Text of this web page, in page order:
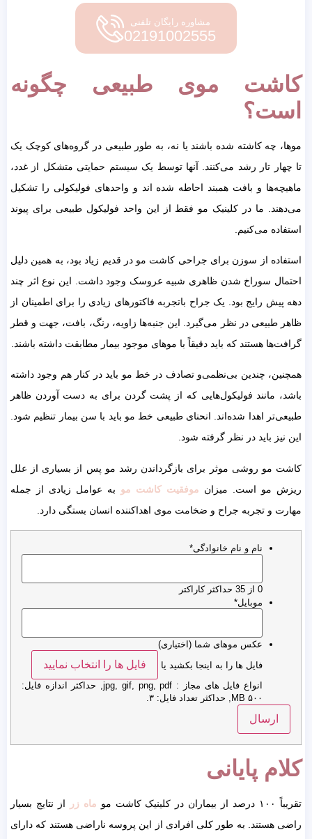
مشاوره رایگان تلفنی
02191002555
کاشت موی طبیعی چگونه
است؟
موها، چه کاشته شده باشند یا نه، به طور طبیعی در گروه‌های کوچک یک
تا چهار تار رشد می‌کنند. آنها توسط یک سیستم حمایتی متشکل از غدد،
ماهیچه‌ها و بافت همبند احاطه شده اند و واحدهای فولیکولی را تشکیل
می‌دهند. ما در کلینیک مو فقط از این واحد فولیکول طبیعی برای پیوند
استفاده می‌کنیم.
استفاده از سوزن برای جراحی کاشت مو در قدیم زیاد بود، به همین دلیل
احتمال سوراخ شدن ظاهری شبیه عروسک وجود داشت. این نوع اثر چند
دهه پیش رایج بود. یک جراح باتجربه فاکتورهای زیادی را برای اطمینان از
ظاهر طبیعی در نظر می‌گیرد. این جنبه‌ها زاویه، رنگ، بافت، جهت و قطر
گرافت‌ها هستند که باید دقیقاً با موهای موجود بیمار مطابقت داشته باشند.
همچنین، چندین بی‌نظمی‌و تصادف در خط مو باید در کنار هم وجود داشته
باشد، مانند فولیکول‌هایی که از پشت گردن برای به دست آوردن ظاهر
طبیعی‌تر اهدا شده‌اند. انحنای طبیعی خط مو باید با سن بیمار تنظیم شود.
این نیز باید در نظر گرفته شود.
کاشت مو روشی موثر برای بازگرداندن رشد مو پس از بسیاری از علل
ریزش مو است. میزان موفقیت کاشت مو به عوامل زیادی از جمله
مهارت و تجربه جراح و ضخامت موی اهداکننده انسان بستگی دارد.
نام و نام خانوادگی*
0 از 35 حداکثر کاراکتر
موبایل*
عکس موهای شما (اختیاری)
فایل ها را به اینجا بکشید یا فایل ها را انتخاب نمایید
انواع فایل های مجاز : jpg, gif, png, pdf, حداکثر اندازه فایل:
۵۰۰ MB, حداکثر تعداد فایل: ۳.
کلام پایانی
تقریباً ۱۰۰ درصد از بیماران در کلینیک کاشت مو ماه زر
از نتایج بسیار
راضی هستند. به طور کلی افرادی از این پروسه ناراضی هستند که دارای